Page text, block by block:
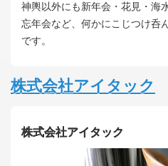
神輿以外にも新年会・花見・海
忘年会など、何かにこじつけ呑
です。
株式会社アイタック
株式会社アイタック